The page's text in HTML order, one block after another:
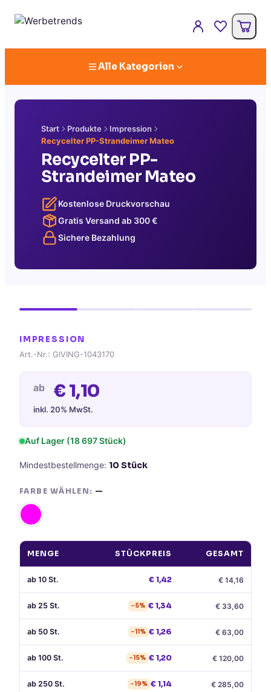
Alle Kategorien
Start Produkte
Impression
Recycelter PP-Strandeimer Mateo
Recycelter PP-
Strandeimer Mateo
Kostenlose Druckvorschau
Gratis Versand ab 300€
Sichere Bezahlung
IMPRESSION
Art.-Nr.: GIVING-1043170
ab € 1,10
inkl. 20% MwSt.
Auf Lager (18 697 Stück)
Mindestbestellmenge: 10 Stück
FARBE WÄHLEN: —
MENGE STÜCKPREIS GESAMT
ab 10 St. €1,42 € 14,16
ab 25 St. −5% €1,34 € 33,60
ab 50 St. −11% €1,26 € 63,00
ab 100 St. −15% €1,20 € 120,00
ab 250 St. −19% €1,14 € 285,00